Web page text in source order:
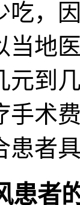
吃，
当地
元到
手术
患者
患者